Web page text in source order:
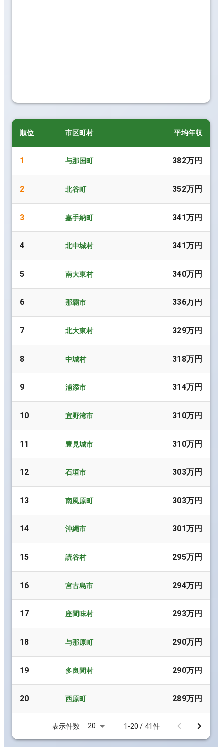
順位 市区町村 平均年収
1 与那国町 382万円
2 北谷町 352万円
3 嘉手納町 341万円
4 北中城村 341万円
5 南大東村 340万円
6 那覇市 336万円
7 北大東村 329万円
8 中城村 318万円
9 浦添市 314万円
10 宜野湾市 310万円
11 豊見城市 310万円
12 石垣市 303万円
13 南風原町 303万円
14 沖縄市 301万円
15 読谷村 295万円
16 宮古島市 294万円
17 座間味村 293万円
18 与那原町 290万円
19 多良間村 290万円
20 西原町 289万円
表示件数 20 1-20 / 41件